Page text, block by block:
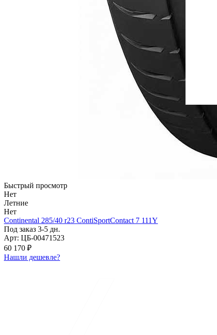
Быстрый просмотр
Нет
Летние
Нет
Continental 285/40 r23 ContiSportContact 7 111Y
Под заказ 3-5 дн.
Арт: ЦБ-00471523
60 170 ₽
Нашли дешевле?